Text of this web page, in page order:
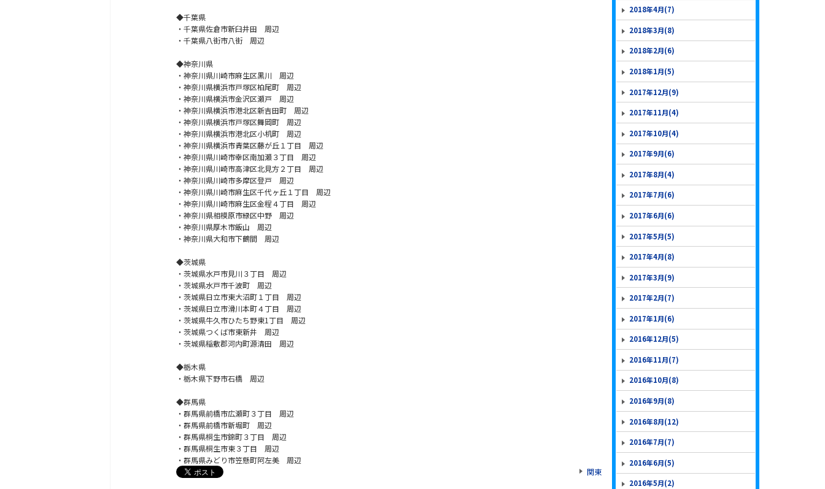
◆千葉県
・千葉県佐倉市新臼井田 周辺
・千葉県八街市八街 周辺
◆神奈川県
・神奈川県川崎市麻生区黒川 周辺
・神奈川県横浜市戸塚区柏尾町 周辺
・神奈川県横浜市金沢区瀬戸 周辺
・神奈川県横浜市港北区新吉田町 周辺
・神奈川県横浜市戸塚区舞岡町 周辺
・神奈川県横浜市港北区小机町 周辺
・神奈川県横浜市青葉区藤が丘１丁目 周辺
・神奈川県川崎市幸区南加瀬３丁目 周辺
・神奈川県川崎市高津区北見方２丁目 周辺
・神奈川県川崎市多摩区登戸 周辺
・神奈川県川崎市麻生区千代ヶ丘１丁目 周辺
・神奈川県川崎市麻生区金程４丁目 周辺
・神奈川県相模原市緑区中野 周辺
・神奈川県厚木市飯山 周辺
・神奈川県大和市下鶴間 周辺
◆茨城県
・茨城県水戸市見川３丁目 周辺
・茨城県水戸市千波町 周辺
・茨城県日立市東大沼町１丁目 周辺
・茨城県日立市滑川本町４丁目 周辺
・茨城県牛久市ひたち野東1丁目 周辺
・茨城県つくば市東新井 周辺
・茨城県稲敷郡河内町源清田 周辺
◆栃木県
・栃木県下野市石橋 周辺
◆群馬県
・群馬県前橋市広瀬町３丁目 周辺
・群馬県前橋市新堀町 周辺
・群馬県桐生市錦町３丁目 周辺
・群馬県桐生市東３丁目 周辺
・群馬県みどり市笠懸町阿左美 周辺
関東
2018年4月(7)
2018年3月(8)
2018年2月(6)
2018年1月(5)
2017年12月(9)
2017年11月(4)
2017年10月(4)
2017年9月(6)
2017年8月(4)
2017年7月(6)
2017年6月(6)
2017年5月(5)
2017年4月(8)
2017年3月(9)
2017年2月(7)
2017年1月(6)
2016年12月(5)
2016年11月(7)
2016年10月(8)
2016年9月(8)
2016年8月(12)
2016年7月(7)
2016年6月(5)
2016年5月(2)